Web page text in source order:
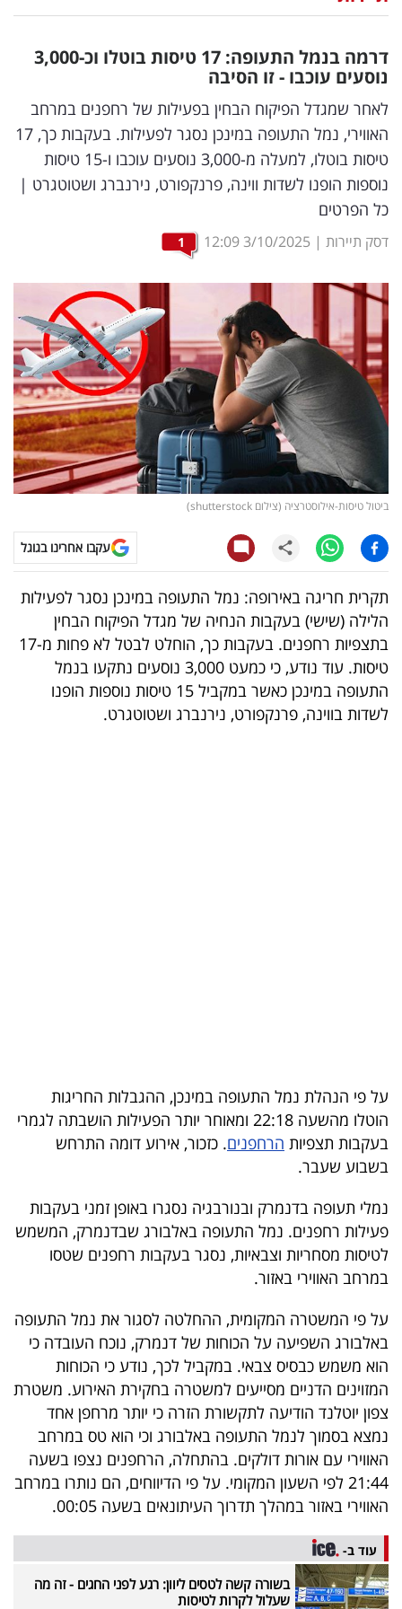
דיגיטל
וטק
שיווק
ופרסום
משפט
מדדים
ומחקרים
דעות
רכילות
עסקית
קריפטו
ויראלי
עסקי
ספורט
קריירה
ולימודים
מינויים
הכלכלי
פודקאסט
40
UNDER
40
פעולה
דרושים
ניוזלטרים
אדום
דרמה בנמל התעופה: 17 טיסות בוטלו וכ-3,000
נוסעים עוכבו - זו הסיבה
לאחר שמגדל הפיקוח הבחין בפעילות של רחפנים במרחב
האווירי, נמל התעופה במינכן נסגר לפעילות. בעקבות כך, 17
טיסות בוטלו, למעלה מ-3,000 נוסעים עוכבו ו-15 טיסות
נוספות הופנו לשדות ווינה, פרנקפורט, נירנברג ושטוטגרט |
כל הפרטים
דסק תיירות |
3/10/2025
12:09
1
ביטול טיסות-אילוסטרציה (צילום shutterstock)
עקבו אחרינו בגוגל
תקרית חריגה באירופה: נמל התעופה במינכן נסגר לפעילות
הלילה (שישי) בעקבות הנחיה של מגדל הפיקוח הבחין
בתצפיות רחפנים. בעקבות כך, הוחלט לבטל לא פחות מ-17
טיסות. עוד נודע, כי כמעט 3,000 נוסעים נתקעו בנמל
התעופה במינכן כאשר במקביל 15 טיסות נוספות הופנו
לשדות בווינה, פרנקפורט, נירנברג ושטוטגרט.
על פי הנהלת נמל התעופה במינכן, ההגבלות החריגות
הוטלו מהשעה 22:18 ומאוחר יותר הפעילות הושבתה לגמרי
בעקבות תצפיות הרחפנים. כזכור, אירוע דומה התרחש
בשבוע שעבר.
נמלי תעופה בדנמרק ובנורבגיה נסגרו באופן זמני בעקבות
פעילות רחפנים. נמל התעופה באלבורג שבדנמרק, המשמש
לטיסות מסחריות וצבאיות, נסגר בעקבות רחפנים שטסו
במרחב האווירי באזור.
על פי המשטרה המקומית, ההחלטה לסגור את נמל התעופה
באלבורג השפיעה על הכוחות של דנמרק, נוכח העובדה כי
הוא משמש כבסיס צבאי. במקביל לכך, נודע כי הכוחות
המזוינים הדניים מסייעים למשטרה בחקירת האירוע. משטרת
צפון יוטלנד הודיעה לתקשורת הזרה כי יותר מרחפן אחד
נמצא בסמוך לנמל התעופה באלבורג וכי הוא טס במרחב
האווירי עם אורות דולקים. בהתחלה, הרחפנים נצפו בשעה
21:44 לפי השעון המקומי. על פי הדיווחים, הם נותרו במרחב
האווירי באזור במהלך תדרוך העיתונאים בשעה 00:05.
עוד ב-
בשורה קשה לטסים ליוון: רגע לפני החגים - זה מה
שעלול לקרות לטיסות